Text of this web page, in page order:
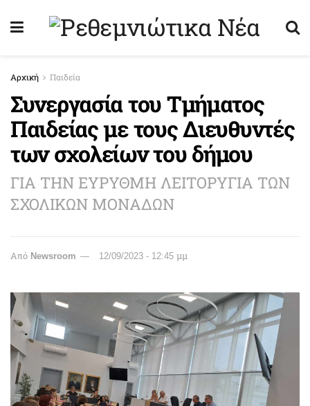
Αρχική Παιδεία
Συνεργασία του Τμήματος
Παιδείας με τους Διευθυντές
των σχολείων του δήμου
ΓΙΑ ΤΗΝ ΕΥΡΥΘΜΗ ΛΕΙΤΟΡΥΓΙΑ ΤΩΝ
ΣΧΟΛΙΚΩΝ ΜΟΝΑΔΩΝ
Από Newsroom 12/09/2023 - 12:45 μμ